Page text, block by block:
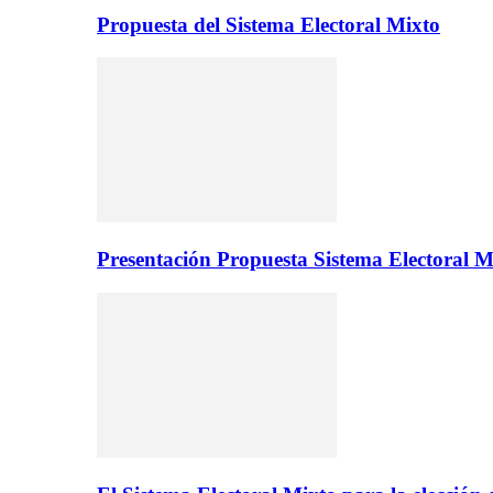
Propuesta del Sistema Electoral Mixto
Presentación Propuesta Sistema Electoral